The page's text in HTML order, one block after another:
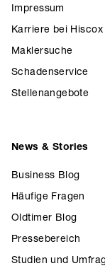
Impressum
Karriere bei Hiscox
Maklersuche
Schadenservice
Stellenangebote
News & Stories
Business Blog
Häufige Fragen
Oldtimer Blog
Pressebereich
Studien und